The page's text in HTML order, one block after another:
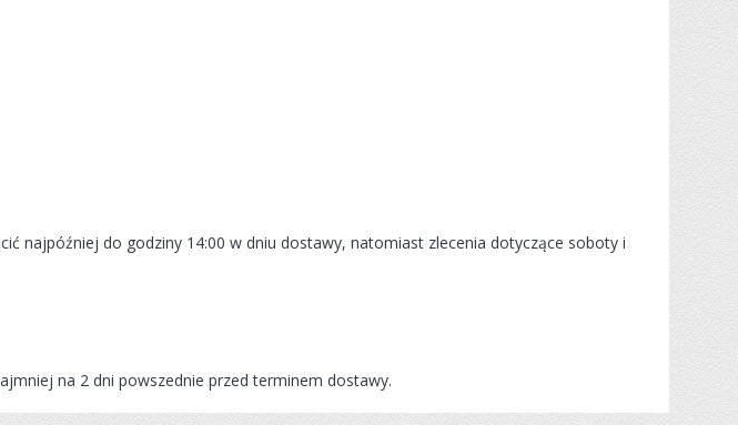
najpóźniej do godziny 14:00 w dniu dostawy, natomiast zlecenia dotyczące soboty i
na 2 dni powszednie przed terminem dostawy.